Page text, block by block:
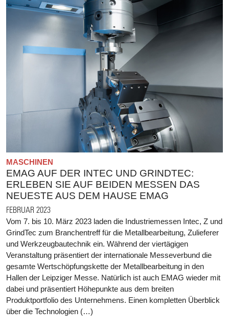
MASCHINEN
EMAG AUF DER INTEC UND GRINDTEC:
ERLEBEN SIE AUF BEIDEN MESSEN DAS
NEUESTE AUS DEM HAUSE EMAG
FEBRUAR 2023
Vom 7. bis 10. März 2023 laden die Industriemessen Intec, Z und
GrindTec zum Branchentreff für die Metallbearbeitung, Zulieferer
und Werkzeugbautechnik ein. Während der viertägigen
Veranstaltung präsentiert der internationale Messeverbund die
gesamte Wertschöpfungskette der Metallbearbeitung in den
Hallen der Leipziger Messe. Natürlich ist auch EMAG wieder mit
dabei und präsentiert Höhepunkte aus dem breiten
Produktportfolio des Unternehmens. Einen kompletten Überblick
über die Technologien (…)